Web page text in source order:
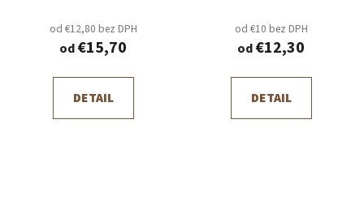
od €12,80 bez DPH
od€15,70
DETAIL
od €10 bez DPH
od€12,30
DETAIL